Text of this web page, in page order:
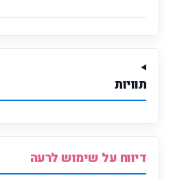
תוויות
דיווח על שימוש לרעה